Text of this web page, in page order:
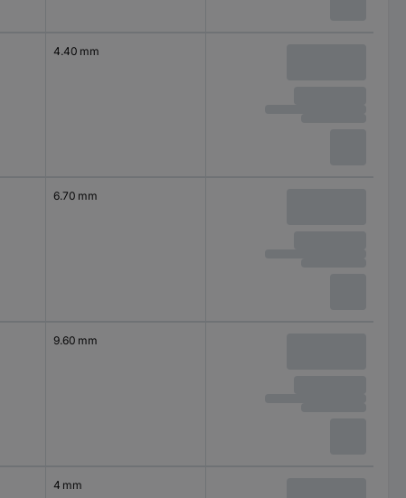
4.40 mm
6.70 mm
9.60 mm
4 mm